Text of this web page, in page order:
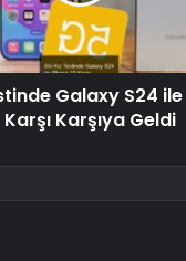
Galaxy S24
Karşı Karşıya Geldi